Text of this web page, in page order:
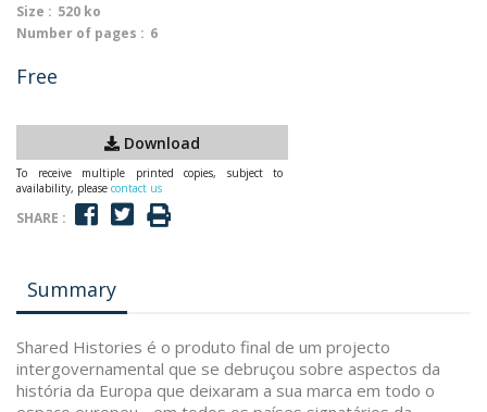
Size : 520 ko
Number of pages : 6
Free
Download
To receive multiple printed copies, subject to
availability, please contact us
SHARE :
Summary
Shared Histories é o produto final de um projecto
intergovernamental que se debruçou sobre aspectos da
história da Europa que deixaram a sua marca em todo o